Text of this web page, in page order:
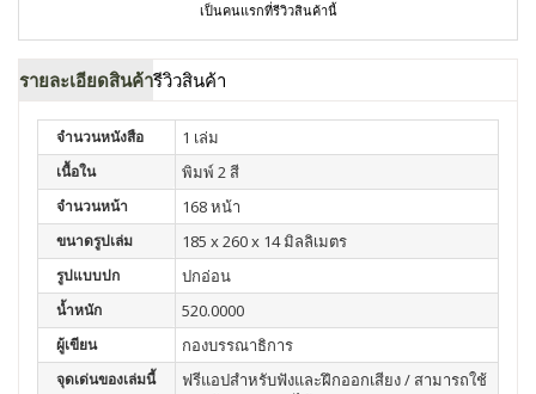
เป็นคนแรกที่รีวิวสินค้านี้
รายละเอียดสินค้ารีวิวสินค้า
จำนวนหนังสือ 1 เล่ม
เนื้อใน พิมพ์ 2 สี
จำนวนหน้า 168 หน้า
ขนาดรูปเล่ม 185 x 260 x 14 มิลลิเมตร
รูปแบบปก ปกอ่อน
น้ำหนัก 520.0000
ผู้เขียน กองบรรณาธิการ
จุดเด่นของเล่มนี้
ฟรีแอปสำหรับฟังและฝึกออกเสียง / สามารถใช้